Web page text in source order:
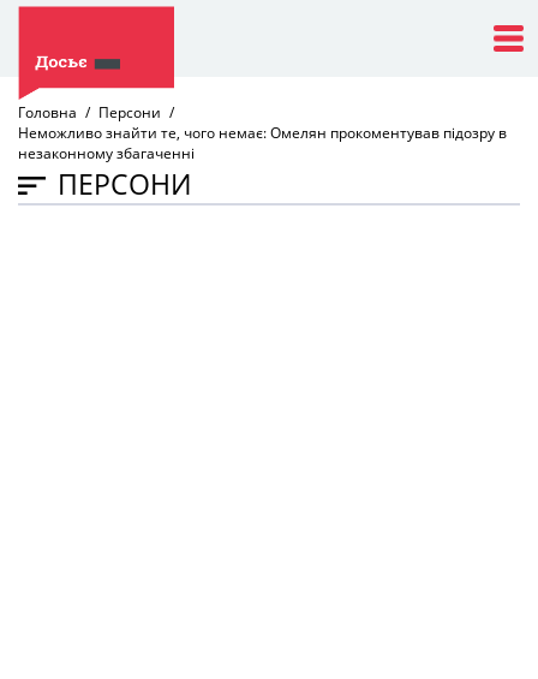
Головна
Персони
Неможливо знайти те, чого немає: Омелян прокоментував підозру в
незаконному збагаченні
ПЕРСОНИ